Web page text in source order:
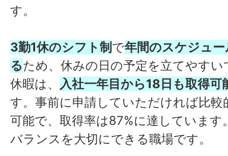
す。
3勤1休のシフト制 で年間のスケジュ
るため、休みの日の予定を立てやす
休暇は、
入社一年目から18日も取得可
す。事前に申請していただければ比較
可能で、取得率は87%に達しています
バランスを大切にできる職場です。